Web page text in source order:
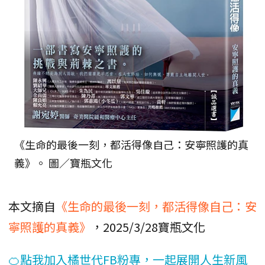
《生命的最後一刻，都活得像自己：安寧照護的真
義》。 圖／寶瓶文化
本文摘自 《生命的最後一刻，都活得像自己：安
寧照護的真義》
，2025/3/28寶瓶文化
🍊點我加入橘世代FB粉專，一起展開人生新風